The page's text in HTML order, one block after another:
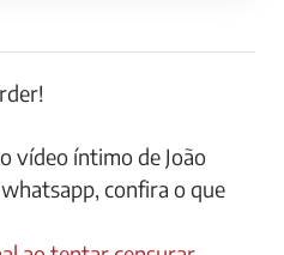
vídeo íntimo de João
confira o que